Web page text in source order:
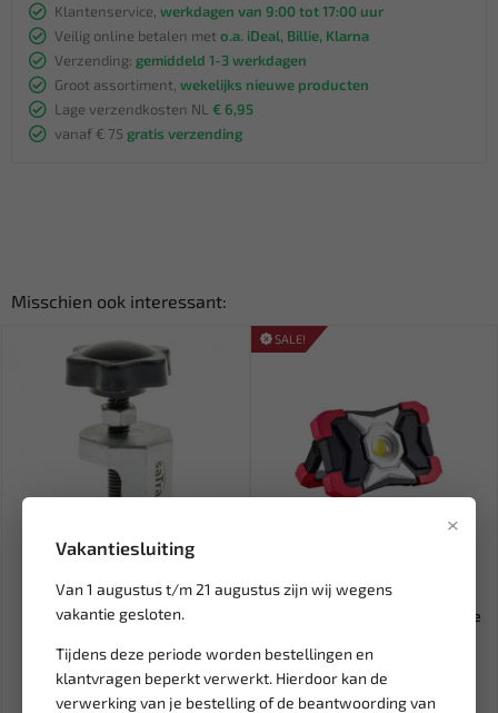
×
Vakantiesluiting
Van 1 augustus t/m 21 augustus zijn wij wegens
vakantie gesloten.
Tijdens deze periode worden bestellingen en
klantvragen beperkt verwerkt. Hierdoor kan de
verwerking van je bestelling of de beantwoording van
Klantenservice, werkdagen van 9:00 tot 17:00 uur
Veilig online betalen met o.a. iDeal, Billie, Klarna
Verzending: gemiddeld 1-3 werkdagen
Groot assortiment, wekelijks nieuwe producten
Lage verzendkosten NL € 6,95
vanaf € 75 gratis verzending
Misschien ook interessant:
Leverbaar
SATRA Ruitenwisserarm
trekker S-90056
7,95
Ex. btw: € 6,57
SALE!
BRIGHT LINE Compacte
werklamp powerbank functie
82,18